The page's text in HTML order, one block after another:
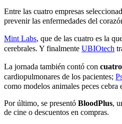
Entre las cuatro empresas
prevenir las enfermedades del
Mint Labs, que de las cuatro es la
cerebrales. Y finalmente UBIOtech
La jornada también contó con cuatro
cardiopulmonares de los pacientes;
como modelos animales peces
Por último, se presentó BloodPlus,
de cine o descuentos en compras.